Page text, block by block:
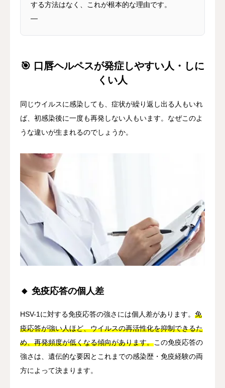
する方法はなく、これが根本的な理由です。
—
🎯 口唇ヘルペスが発症しやすい人・しに
くい人
同じウイルスに感染しても、症状が繰り返し出る人もいれ
ば、初感染後に一度も再発しない人もいます。なぜこのよ
うな違いが生まれるのでしょうか。
🔸 免疫応答の個人差
HSV-1に対する免疫応答の強さには個人差があります。 免
疫応答が強い人ほど、ウイルスの再活性化を抑制できるた
め、再発頻度が低くなる傾向があります。この免疫応答の
強さは、遺伝的な要因とこれまでの感染歴・免疫経験の両
方によって決まります。